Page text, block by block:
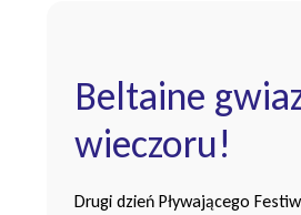
Beltaine
wieczoru!
Drugi dzień Pływającego